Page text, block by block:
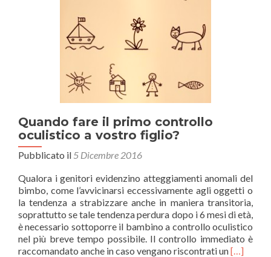
Quando fare il primo controllo
oculistico a vostro figlio?
Pubblicato il 5 Dicembre 2016
Qualora i genitori evidenzino atteggiamenti anomali del
bimbo, come l’avvicinarsi eccessivamente agli oggetti o
la tendenza a strabizzare anche in maniera transitoria,
soprattutto se tale tendenza perdura dopo i 6 mesi di età,
è necessario sottoporre il bambino a controllo oculistico
nel più breve tempo possibile. Il controllo immediato è
raccomandato anche in caso vengano riscontrati unLeggi
[…]